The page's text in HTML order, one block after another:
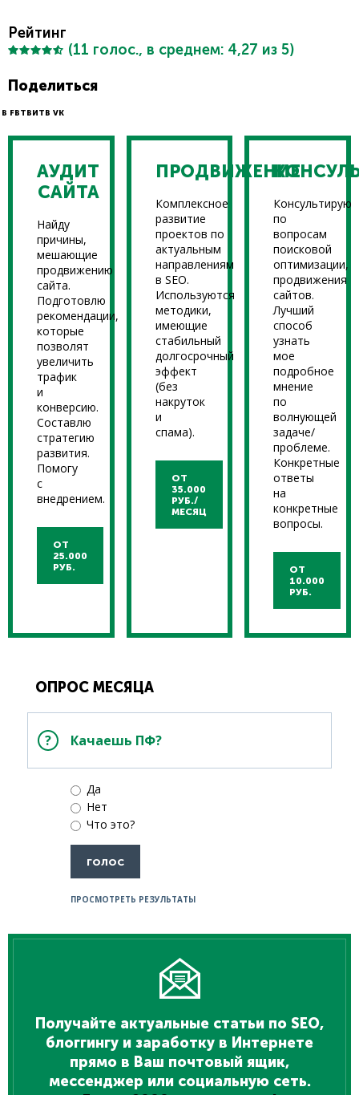
Рейтинг
(11 голос., в среднем: 4,27 из 5)
Поделиться
В FBТВИТВ VK
АУДИТ
САЙТА
Найду
причины,
мешающие
продвижению
сайта.
Подготовлю
рекомендации,
которые
позволят
увеличить
трафик
и
конверсию.
Составлю
стратегию
развития.
Помогу
с
внедрением.
ОТ
25.000
РУБ.
ПРОДВИЖЕНИЕ
Комплексное
развитие
проектов по
актуальным
направлениям
в SEO.
Используются
методики,
имеющие
стабильный
долгосрочный
эффект
(без
накруток
и
спама).
ОТ
35.000
РУБ./
МЕСЯЦ
Консультирую
по
вопросам
поисковой
оптимизации,
продвижения
сайтов.
Лучший
способ
узнать
мое
подробное
мнение
по
волнующей
задаче/
проблеме.
Конкретные
ответы
на
конкретные
вопросы.
ОТ
10.000
РУБ.
ОПРОС МЕСЯЦА
Качаешь ПФ?
Да
Нет
Что это?
ПРОСМОТРЕТЬ РЕЗУЛЬТАТЫ
Получайте актуальные статьи по SEO,
блоггингу и заработку в Интернете
прямо в Ваш почтовый ящик,
мессенджер или социальную сеть.